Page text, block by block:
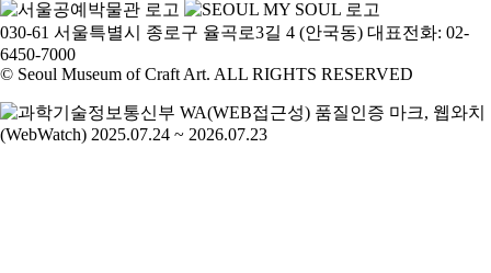
030-61 서울특별시 종로구 율곡로3길 4 (안국동) 대표전화: 02-
6450-7000
© Seoul Museum of Craft Art. ALL RIGHTS RESERVED